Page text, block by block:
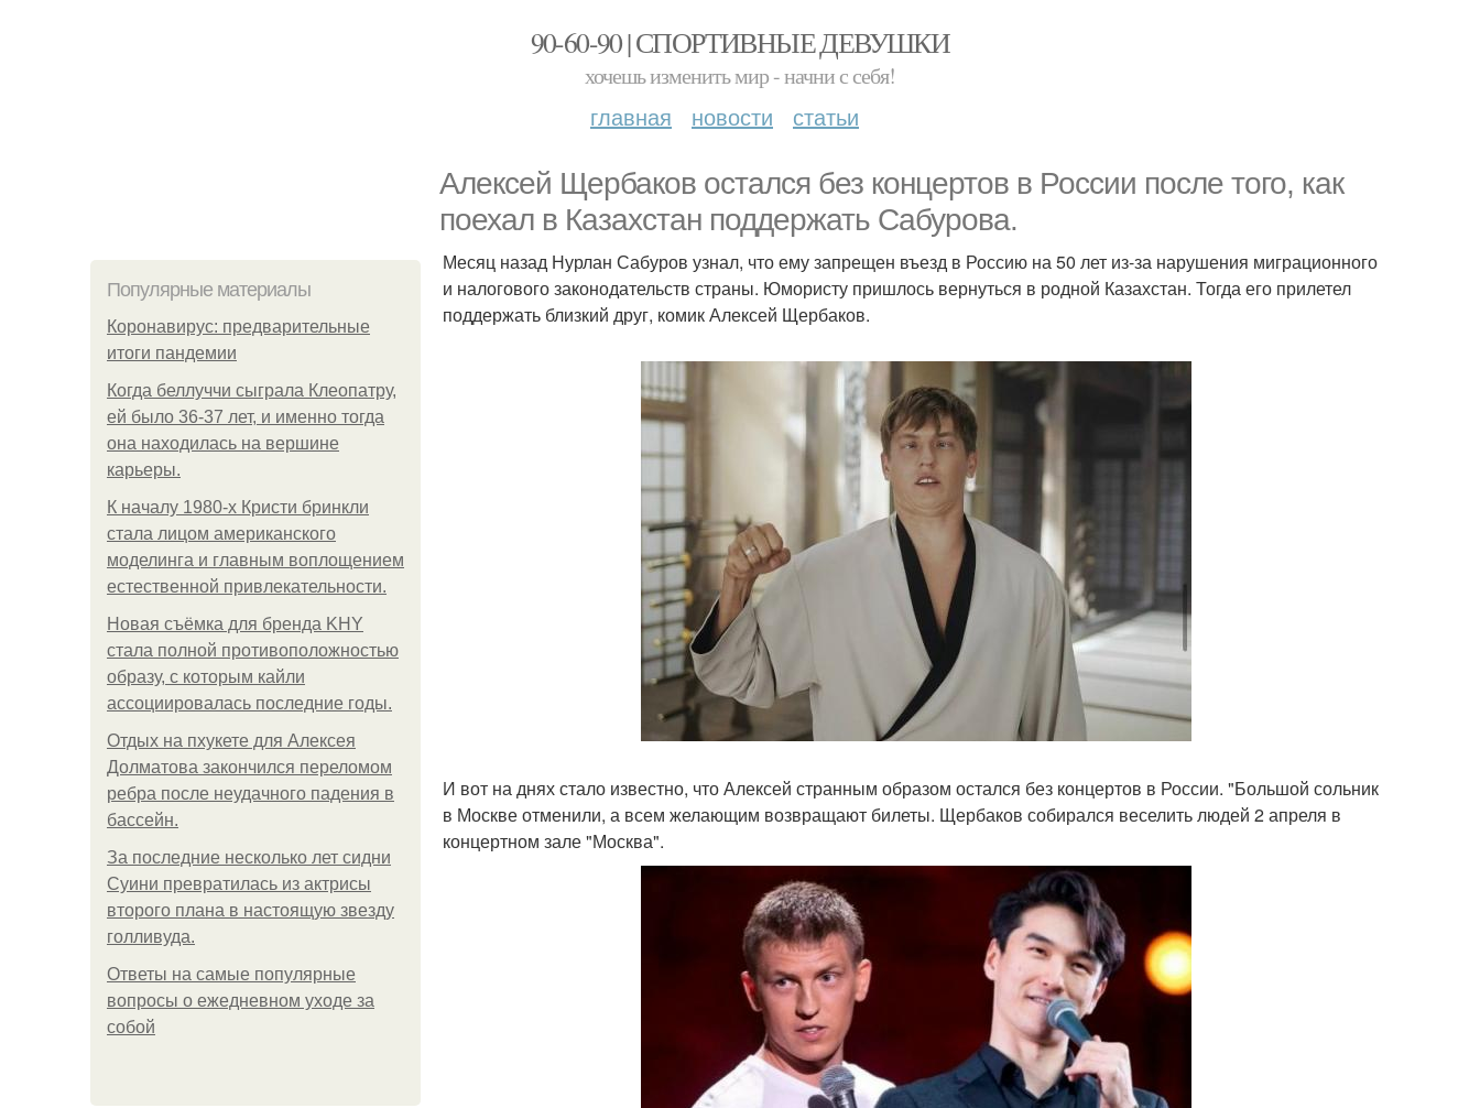
90-60-90 | СПОРТИВНЫЕ ДЕВУШКИ
хочешь изменить мир - начни с себя!
главная новости статьи
Алексей Щербаков остался без концертов в России после того, как
поехал в Казахстан поддержать Сабурова.
Популярные материалы
Коронавирус: предварительные
итоги пандемии
Когда беллуччи сыграла Клеопатру,
ей было 36-37 лет, и именно тогда
она находилась на вершине
карьеры.
К началу 1980-х Кристи бринкли
стала лицом американского
моделинга и главным воплощением
естественной привлекательности.
Новая съёмка для бренда KHY
стала полной противоположностью
образу, с которым кайли
ассоциировалась последние годы.
Отдых на пхукете для Алексея
Долматова закончился переломом
ребра после неудачного падения в
бассейн.
За последние несколько лет сидни
Суини превратилась из актрисы
второго плана в настоящую звезду
голливуда.
Ответы на самые популярные
вопросы о ежедневном уходе за
собой
Месяц назад Нурлан Сабуров узнал, что ему запрещен въезд в Россию на 50 лет из-за нарушения миграционного
и налогового законодательств страны. Юмористу пришлось вернуться в родной Казахстан. Тогда его прилетел
поддержать близкий друг, комик Алексей Щербаков.
И вот на днях стало известно, что Алексей странным образом остался без концертов в России. "Большой сольник
в Москве отменили, а всем желающим возвращают билеты. Щербаков собирался веселить людей 2 апреля в
концертном зале "Москва".